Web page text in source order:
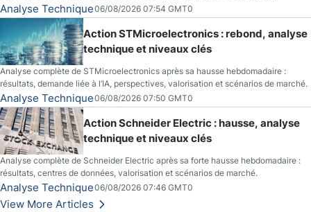
Analyse Technique06/08/2026 07:54 GMT0
Action STMicroelectronics : rebond, analyse
technique et niveaux clés
Analyse complète de STMicroelectronics après sa hausse hebdomadaire :
résultats, demande liée à l’IA, perspectives, valorisation et scénarios de marché.
Analyse Technique06/08/2026 07:50 GMT0
Action Schneider Electric : hausse, analyse
technique et niveaux clés
Analyse complète de Schneider Electric après sa forte hausse hebdomadaire :
résultats, centres de données, valorisation et scénarios de marché.
Analyse Technique06/08/2026 07:46 GMT0
View More Articles